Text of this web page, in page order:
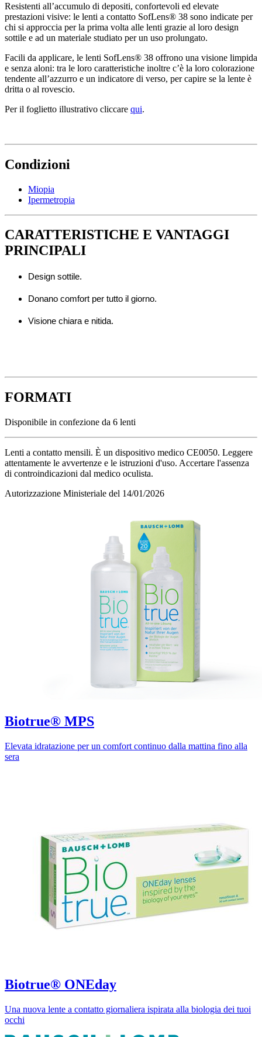
Resistenti all’accumulo di depositi, confortevoli ed elevate
prestazioni visive: le lenti a contatto SofLens® 38 sono indicate per
chi si approccia per la prima volta alle lenti grazie al loro design
sottile e ad un materiale studiato per un uso prolungato.
Facili da applicare, le lenti SofLens® 38 offrono una visione limpida
e senza aloni: tra le loro caratteristiche inoltre c’è la loro colorazione
tendente all’azzurro e un indicatore di verso, per capire se la lente è
dritta o al rovescio.
Per il foglietto illustrativo cliccare qui.
Condizioni
Miopia
Ipermetropia
CARATTERISTICHE E VANTAGGI
PRINCIPALI
Design sottile.
Donano comfort per tutto il giorno.
Visione chiara e nitida.
FORMATI
Disponibile in confezione da 6 lenti
Lenti a contatto mensili. È un dispositivo medico CE0050. Leggere
attentamente le avvertenze e le istruzioni d'uso. Accertare l'assenza
di controindicazioni dal medico oculista.
Autorizzazione Ministeriale del 14/01/2026
Biotrue® MPS
Elevata idratazione per un comfort continuo dalla mattina fino alla
sera
Biotrue® ONEday
Una nuova lente a contatto giornaliera ispirata alla biologia dei tuoi
occhi